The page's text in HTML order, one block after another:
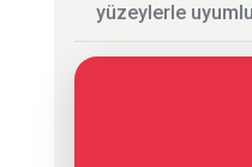
yüzeylerle